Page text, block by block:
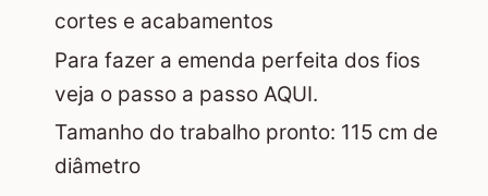
cortes e acabamentos
Para fazer a emenda perfeita dos fios
veja o passo a passo AQUI.
Tamanho do trabalho pronto: 115 cm de
diâmetro